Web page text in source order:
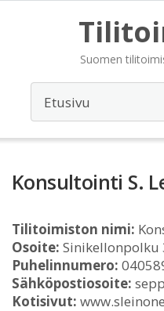
Suomen
Konsultointi S.
Tilitoimiston nimi:
Osoite: Sinikellonpolku
Puhelinnumero:
Sähköpostiosoite:
Kotisivut: